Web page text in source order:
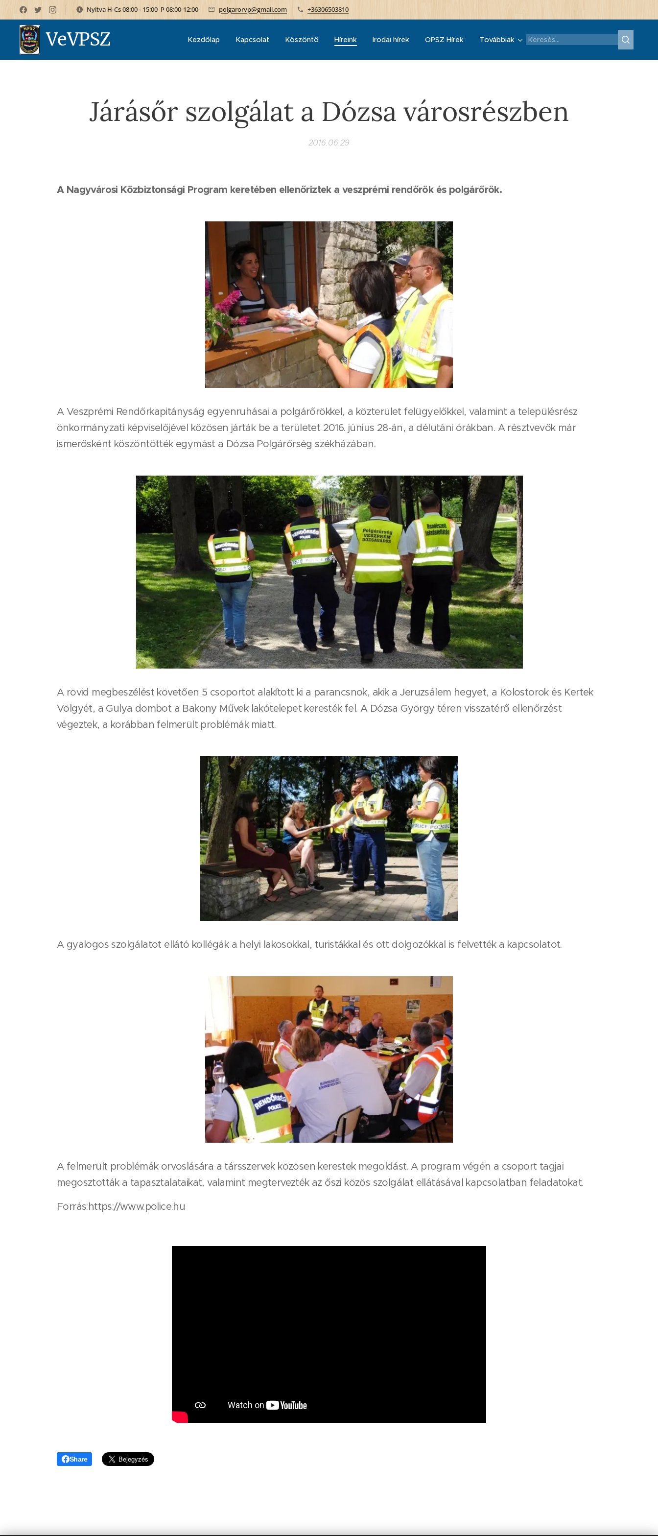
Nyitva H-Cs 08:00 - 15:00 P 08:00-12:00 polgarorvp@gmail.com +36306503810
VeVPSZ Kezdőlap Kapcsolat Köszöntő Híreink Irodai hírek OPSZ Hírek Továbbiak
Járásőr szolgálat a Dózsa városrészben
2016.06.29
A Nagyvárosi Közbiztonsági Program keretében ellenőriztek a veszprémi rendőrök és polgárőrök.
A Veszprémi Rendőrkapitányság egyenruhásai a polgárőrökkel, a közterület felügyelőkkel, valamint a településrész
önkormányzati képviselőjével közösen járták be a területet 2016. június 28-án, a délutáni órákban. A résztvevők már
ismerősként köszöntötték egymást a Dózsa Polgárőrség székházában.
A rövid megbeszélést követően 5 csoportot alakított ki a parancsnok, akik a Jeruzsálem hegyet, a Kolostorok és Kertek
Völgyét, a Gulya dombot a Bakony Művek lakótelepet keresték fel. A Dózsa György téren visszatérő ellenőrzést
végeztek, a korábban felmerült problémák miatt.
A gyalogos szolgálatot ellátó kollégák a helyi lakosokkal, turistákkal és ott dolgozókkal is felvették a kapcsolatot.
A felmerült problémák orvoslására a társszervek közösen kerestek megoldást. A program végén a csoport tagjai
megosztották a tapasztalataikat, valamint megtervezték az őszi közös szolgálat ellátásával kapcsolatban feladatokat.
Forrás:https://www.police.hu
Share